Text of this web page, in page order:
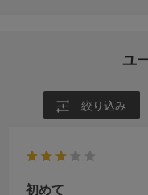
ユ
絞り込み
初めて